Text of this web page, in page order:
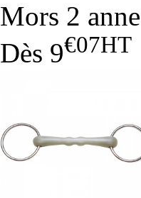
Mors 2
Dès 9€07HT